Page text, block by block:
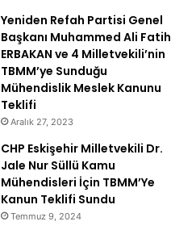
Yeniden Refah Partisi Genel
Başkanı Muhammed Ali Fatih
ERBAKAN ve 4 Milletvekili’nin
TBMM’ye Sunduğu
Mühendislik Meslek Kanunu
Teklifi
Aralık 27, 2023
CHP Eskişehir Milletvekili Dr.
Jale Nur Süllü Kamu
Mühendisleri İçin TBMM’Ye
Kanun Teklifi Sundu
Temmuz 9, 2024